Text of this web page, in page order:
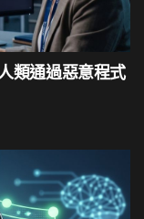
類通過惡意程式